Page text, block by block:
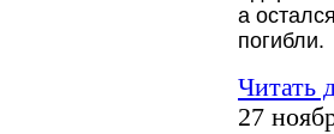
а
погибли.
Читать
27